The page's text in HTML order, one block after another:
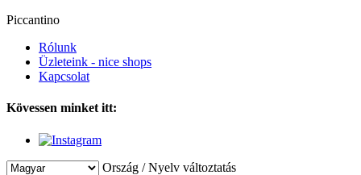
Piccantino
Rólunk
Üzleteink - nice shops
Kapcsolat
Kövessen minket itt:
Ország / Nyelv változtatás